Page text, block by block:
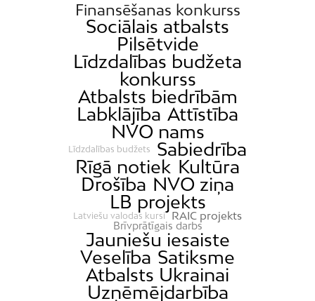
Finansēšanas konkurss
Sociālais atbalsts
Pilsētvide
Līdzdalības budžeta
konkurss
Atbalsts biedrībām
Labklājība Attīstība
NVO nams
Līdzdalības budžets
Sabiedrība
Rīgā notiek Kultūra
Drošība NVO ziņa
LB projekts
Latviešu valodas kursi RAIC projekts
Brīvprātīgais darbs
Jauniešu iesaiste
Veselība Satiksme
Atbalsts Ukrainai
Uzņēmējdarbība